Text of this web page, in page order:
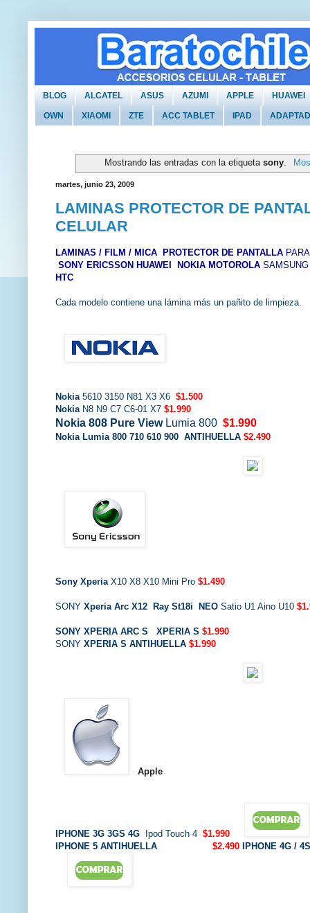
BLOG ALCATEL ASUS AZUMI APPLE HUAWEI
OWN XIAOMI ZTE ACC TABLET IPAD
Mostrando las entradas con la etiquetasony
martes, junio 23, 2009
LAMINAS PROTECTOR DE
CELULAR
LAMINAS / FILM / MICA PROTECTOR DE PANTALLA
SONY ERICSSON HUAWEI
NOKIA MOTOROLA
HTC
Cada modelo contiene una lámina más un pañito de limpieza.
Nokia 5610 3150 N81 X3 X6 $1.500
Nokia N8 N9 C7 C6-01 X7 $1.990
Nokia 808 Pure View Lumia 800 $1.990
Nokia Lumia 800 710 610 900 ANTIHUELLA $2.490
Sony XperiaX10 X8 X10 Mini Pro $1.490
SONY Xperia Arc X12 Ray St18i NEO Satio U1 Aino U10
SONY XPERIA ARC S XPERIA S $1.990
SONY XPERIA S ANTIHUELLA $1.990
Apple
IPHONE 3G 3GS 4G Ipod Touch 4 $1.990
IPHONE 5 ANTIHUELLA
$2.490 IPHONE 4G /